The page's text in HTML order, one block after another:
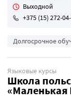
Выходной
+375 (15) 272-
Долгосрочное
Языковые курсы
Школа
«Маленькая